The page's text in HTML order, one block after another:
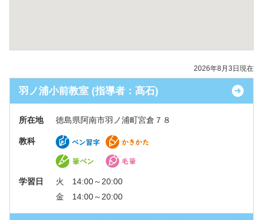
2026年8月3日現在
羽ノ浦小前教室 (指導者：髙石)
所在地 徳島県阿南市羽ノ浦町宮倉７８
教科
学習日
火 14:00～20:00
金 14:00～20:00